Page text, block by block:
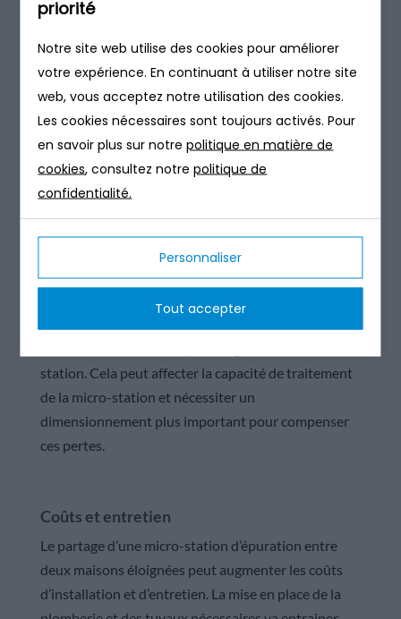
priorité
Notre site web utilise des cookies pour améliorer
votre expérience. En continuant à utiliser notre site
web, vous acceptez notre utilisation des cookies.
Les cookies nécessaires sont toujours activés. Pour
en savoir plus sur notrepolitique en matière de
cookies, consultez notrepolitique de
confidentialité.
Personnaliser
Tout accepter
Pente et topographie
La pente du terrain et la topographie environnante
peuvent également affecter la possibilité de
partager une micro-station d’épuration. Une pente
trop importante ou un terrain accidenté peut rendre
difficile le transfert des eaux usées d’une maison à
l’autre.
station. Cela peut affecter la capacité de traitement
de la micro-station et nécessiter un
dimensionnement plus important pour compenser
ces pertes.
Coûts et entretien
Le partage d’une micro-station d’épuration entre
deux maisons éloignées peut augmenter les coûts
d’installation et d’entretien. La mise en place de la